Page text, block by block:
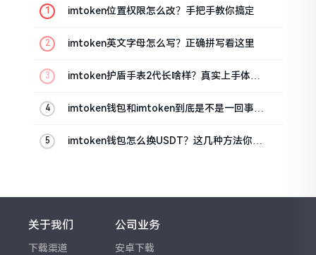
imtoken位置权限怎么改？手把手教你搞定
imtoken英文字母怎么写？正确拼写看这里
imtoken护盾手表2代长啥样？真实上手体验
imtoken钱包和imtoken到底是不是一回事？
imtoken钱包怎么换USDT？这几种方法你得
关于我们
下载渠道
公司业务
安卓下载